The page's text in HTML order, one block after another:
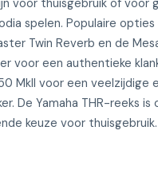
voor thuisgebruik of voor
spelen. Populaire
Twin Reverb en de
voor een authentieke
MkII voor een veelzijdige
De Yamaha THR-reeks is
keuze voor thuisgebruik.